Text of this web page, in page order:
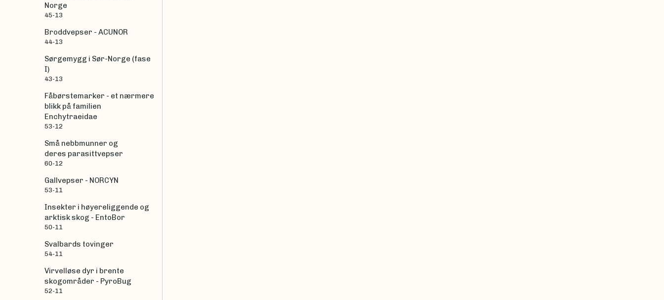
Norge
45-13
Broddvepser - ACUNOR
44-13
Sørgemygg i Sør-Norge (fase
I)
43-13
Fåbørstemarker - et nærmere
blikk på familien
Enchytraeidae
53-12
Små nebbmunner og
deres parasittvepser
60-12
Gallvepser - NORCYN
53-11
Insekter i høyereliggende og
arktisk skog - EntoBor
50-11
Svalbards tovinger
54-11
Virvelløse dyr i brente
skogområder - PyroBug
52-11